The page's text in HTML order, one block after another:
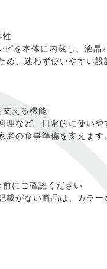
性
ピを本体に内蔵し、液
め、迷わず使いやすい設
える機能
理など、日常的に使い
庭の食事準備を支えます。
にご確認ください
載がない商品は、カラー